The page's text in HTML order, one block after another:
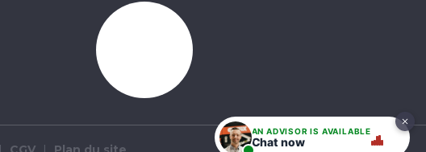
AN ADVISOR IS AVAILABLE
Chat now